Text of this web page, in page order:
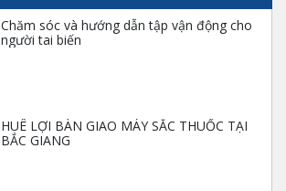
Bộ vali nha khoa di động
Ghế điện Denston khám răng hàm mặt
Chăm sóc và hướng dẫn tập vận động cho
người tai biến
HUÊ LỢI BÀN GIAO MÁY SẮC THUỐC TẠI
BẮC GIANG